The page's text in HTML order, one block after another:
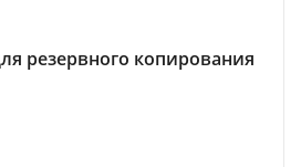
резервного копирования